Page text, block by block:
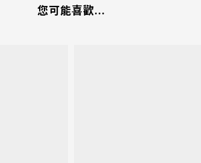
您可能喜歡...